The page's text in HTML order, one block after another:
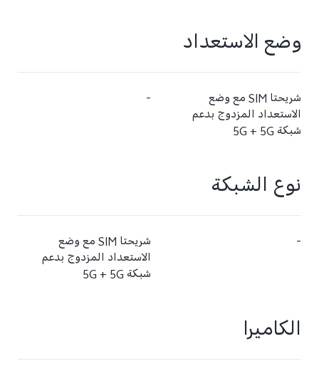
وضع الاستعداد
شريحتا SIM مع وضع
الاستعداد المزدوج بدعم
شبكة 5G + 5G
-
نوع الشبكة
-
شريحتا SIM مع وضع
الاستعداد المزدوج بدعم
شبكة 5G + 5G
الكاميرا